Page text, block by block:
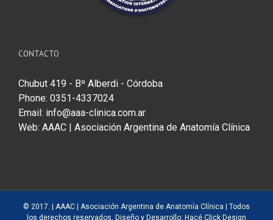
CONTACTO
Chubut 419 - Bº Alberdi - Córdoba
Phone: 0351-4337024
Email: info@aaa-clinica.com.ar
Web: AAAC | Asociación Argentina de Anatomía Clínica
© 2017. | AAAC | Asociación Argentina de Anatomía Clínica | Todos
los derechos reservados. Diseño y Desarrollo: Hacé Click Design